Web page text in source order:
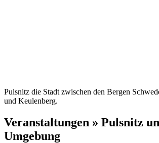
Pulsnitz die Stadt zwischen den Bergen
und Keulenberg.
Veranstaltungen » Pulsnitz
Umgebung